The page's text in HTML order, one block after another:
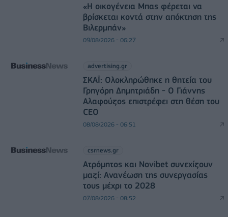
«Η οικογένεια Μπας φέρεται να
βρίσκεται κοντά στην απόκτηση της
Βιλερμπάν»
09/08/2026 - 06:27
advertising.gr
ΣΚΑΪ: Ολοκληρώθηκε η θητεία του
Γρηγόρη Δημητριάδη - Ο Γιάννης
Αλαφούζος επιστρέφει στη θέση του
CEO
08/08/2026 - 06:51
csrnews.gr
Ατρόμητος και Novibet συνεχίζουν
μαζί: Ανανέωση της συνεργασίας
τους μέχρι το 2028
07/08/2026 - 08:52